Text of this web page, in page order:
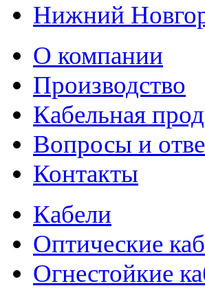
Нижний
О компании
Производство
Кабельная
Вопросы и
Контакты
Кабели
Оптические
Огнестойкие